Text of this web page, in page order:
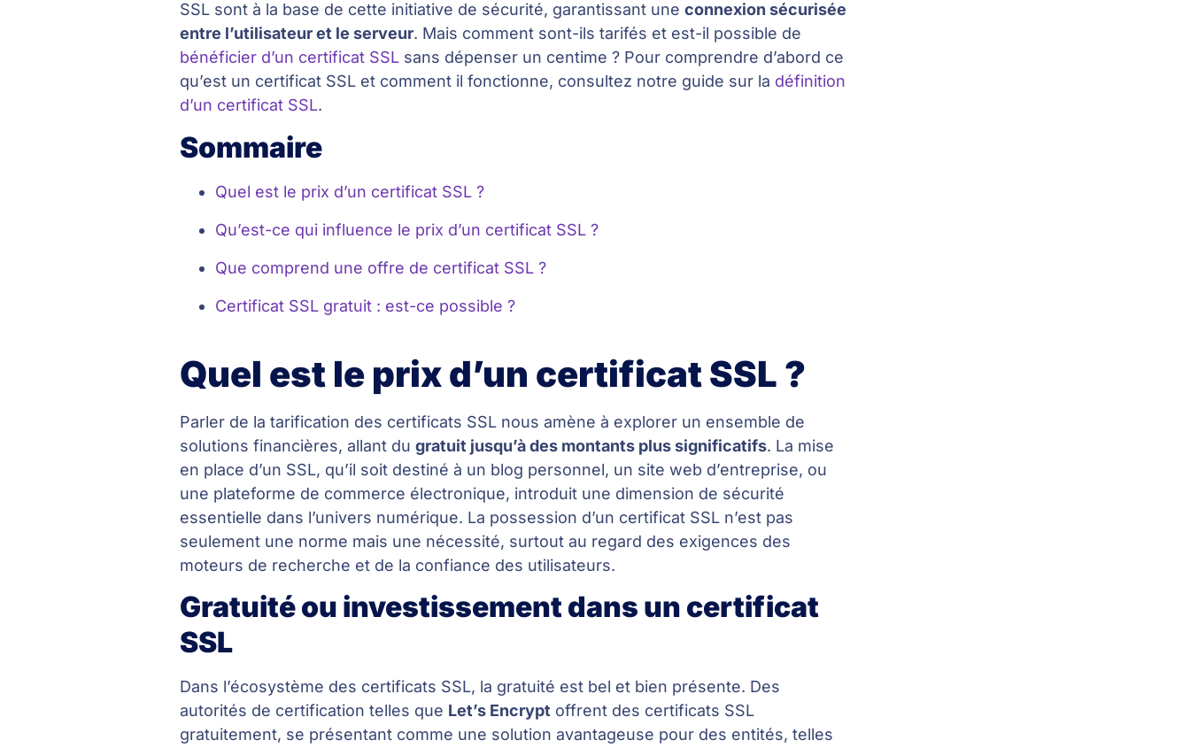
SSL sont à la base de cette initiative de sécurité, garantissant uneconnexion sécurisée
entre l’utilisateur et le serveur. Mais comment sont-ils tarifés et est-il possible de
bénéficier d’un certificat SSL sans dépenser un centime ? Pour comprendre d’abord ce
qu’est un certificat SSL et comment il fonctionne, consultez notre guide sur la définition
d’un certificat SSL.
Sommaire
Quel est le prix d’un certificat SSL ?
Qu’est-ce qui influence le prix d’un certificat SSL ?
Que comprend une offre de certificat SSL ?
Certificat SSL gratuit : est-ce possible ?
Quel est le prix d’un certificat SSL ?
Parler de la tarification des certificats SSL nous amène à explorer un ensemble de
solutions financières, allant dugratuit jusqu’à des montants plus significatifs. La mise
en place d’un SSL, qu’il soit destiné à un blog personnel, un site web d’entreprise, ou
une plateforme de commerce électronique, introduit une dimension de sécurité
essentielle dans l’univers numérique. La possession d’un certificat SSL n’est pas
seulement une norme mais une nécessité, surtout au regard des exigences des
moteurs de recherche et de la confiance des utilisateurs.
Gratuité ou investissement dans un certificat
SSL
Dans l’écosystème des certificats SSL, la gratuité est bel et bien présente. Des
autorités de certification telles que Let’s Encrypt offrent des certificats SSL
gratuitement, se présentant comme une solution avantageuse pour des entités, telles